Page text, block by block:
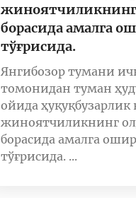
борасида амалга
тўғрисида.
Янгибозор тумани
томонидан туман
ойида ҳуқуқбузарлик
жиноятчиликнинг
борасида амалга
тўғрисида. ...